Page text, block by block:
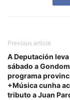
Previous article
A Deputación
sábado a
programa
+Música cunha
tributo a Juan